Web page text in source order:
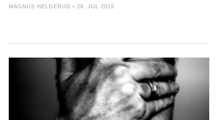
MAGNUS HELGERUD • 28. JUL 2015